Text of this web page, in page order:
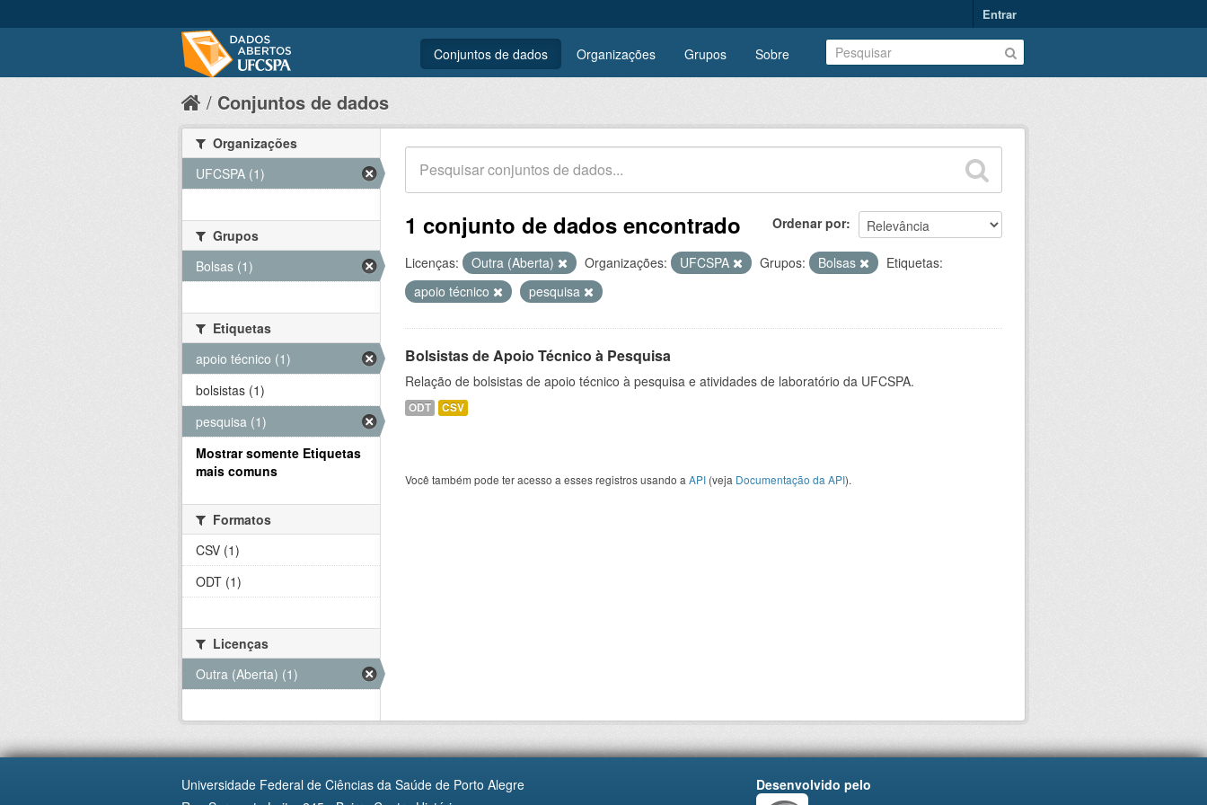
Entrar
Conjuntos de dados Organizações Grupos Sobre
Conjuntos de dados
Ordenar por
1 conjunto de dados encontrado
Licenças: Outra (Aberta) Organizações: UFCSPA Grupos: Bolsas
Etiquetas:
apoio técnico
pesquisa
Bolsistas de Apoio Técnico à Pesquisa
Relação de bolsistas de apoio técnico à pesquisa e atividades de laboratório da UFCSPA.
ODT CSV
Você também pode ter acesso a esses registros usando a API (veja Documentação da API).
Organizações
UFCSPA (1)
Grupos
Bolsas (1)
Etiquetas
apoio técnico (1)
bolsistas (1)
pesquisa (1)
Mostrar somente Etiquetas
mais comuns
Formatos
CSV (1)
ODT (1)
Licenças
Outra (Aberta) (1)
Universidade Federal de Ciências da Saúde de Porto Alegre
Desenvolvido pelo